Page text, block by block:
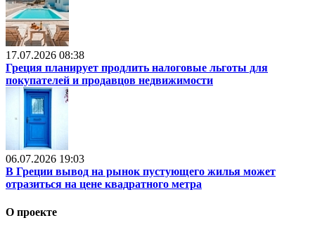
17.07.2026 08:38
Греция планирует продлить налоговые льготы для
покупателей и продавцов недвижимости
06.07.2026 19:03
В Греции вывод на рынок пустующего жилья может
отразиться на цене квадратного метра
О проекте